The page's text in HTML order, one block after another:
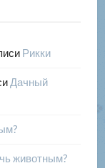
Рикки
Дачный
животным?